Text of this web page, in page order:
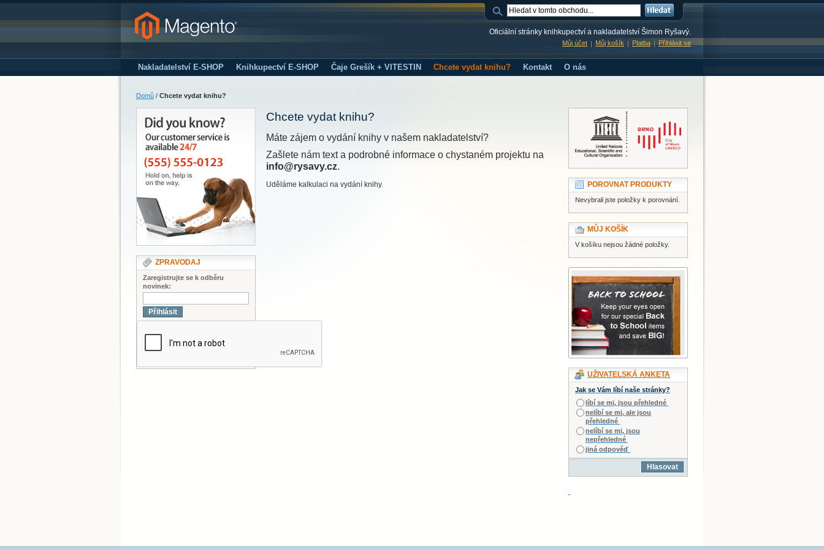
Oficiální stránky knihkupectví a nakladatelství Šimon Ryšavý.
Můj účet Můj košík Platba Přihlásit se
Nakladatelství E-SHOP Knihkupectví E-SHOP Čaje Grešík + VITESTIN Chcete vydat knihu? Kontakt O nás
Domů / Chcete vydat knihu?
ZPRAVODAJ
Zaregistrujte se k odběru
novinek:
Přihlásit
Chcete vydat knihu?
Máte zájem o vydání knihy v našem nakladatelství?
Zašlete nám text a podrobné informace o chystaném projektu na
info@rysavy.cz.
Uděláme kalkulaci na vydání knihy. POROVNAT PRODUKTY
Nevybrali jste položky k porovnání.
MŮJ KOŠÍK
V košíku nejsou žádné položky.
UŽIVATELSKÁ ANKETA
Jak se Vám líbí naše stránky?
líbí se mi, jsou přehledné
nelíbí se mi, ale jsou
přehledné
nelíbí se mi, jsou
nepřehledné
jiná odpověď
Hlasovat